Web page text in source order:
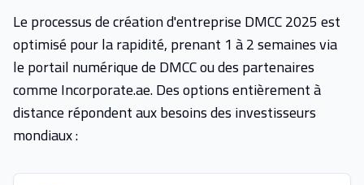
Le processus de création d'entreprise DMCC 2025 est
optimisé pour la rapidité, prenant 1 à 2 semaines via
le portail numérique de DMCC ou des partenaires
comme Incorporate.ae. Des options entièrement à
distance répondent aux besoins des investisseurs
mondiaux :